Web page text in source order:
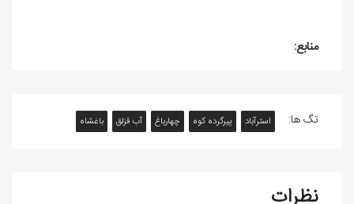
منابع:
تگ ها: استرآباد پیرگرده‏ کوه چهارباغ آب قزلق باغشاه